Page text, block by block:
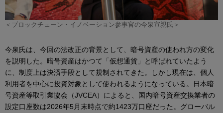
＜ブロックチェーン・イノベーション参事官の今泉宣親氏＞
今泉氏は、今回の法改正の背景として、暗号資産の使われ方の変化
を説明した。暗号資産はかつて「仮想通貨」と呼ばれていたよう
に、制度上は決済手段として規制されてきた。しかし現在は、個人
利用者を中心に投資対象として使われるようになっている。日本暗
号資産等取引業協会（JVCEA）によると、国内暗号資産交換業者の
設定口座数は2026年5月末時点で約1423万口座だった。グローバル